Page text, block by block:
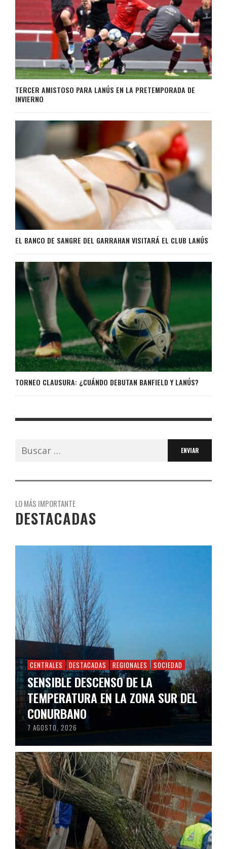
TERCER AMISTOSO PARA LANÚS EN LA PRETEMPORADA DE
INVIERNO
EL BANCO DE SANGRE DEL GARRAHAN VISITARÁ EL CLUB LANÚS
TORNEO CLAUSURA: ¿CUÁNDO DEBUTAN BANFIELD Y LANÚS?
Buscar:
LO MÁS IMPORTANTE
DESTACADAS
CENTRALES DESTACADAS REGIONALES SOCIEDAD
SENSIBLE DESCENSO DE LA
TEMPERATURA EN LA ZONA SUR DEL
CONURBANO
7 AGOSTO, 2026